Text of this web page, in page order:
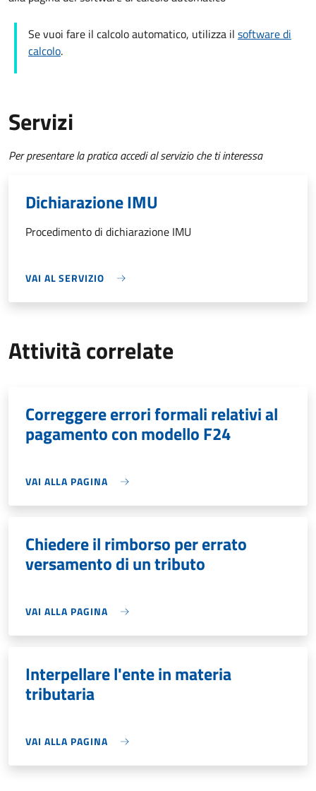
Se vuoi fare il calcolo automatico, utilizza il software di
calcolo.
Servizi
Per presentare la pratica accedi al servizio che ti interessa
Dichiarazione IMU
Procedimento di dichiarazione IMU
VAI AL SERVIZIO
Attività correlate
Correggere errori formali relativi al
pagamento con modello F24
VAI ALLA PAGINA
Chiedere il rimborso per errato
versamento di un tributo
VAI ALLA PAGINA
Interpellare l'ente in materia
tributaria
VAI ALLA PAGINA